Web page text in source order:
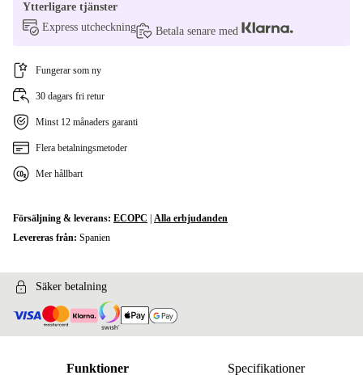
Ytterligare tjänster
Express utcheckning
Betala senare med
Fungerar som ny
30 dagars fri retur
Minst 12 månaders garanti
Flera betalningsmetoder
Mer hållbart
Försäljning & leverans: ECOPC
Alla erbjudanden
Levereras från: Spanien
Säker betalning
Funktioner Specifikationer